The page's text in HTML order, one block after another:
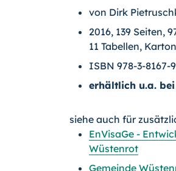
von Dirk
2016, 139 Seiten,
11 Tabellen,
ISBN 978-3-8167-
erhältlich u.a. bei
siehe auch für
EnVisaGe -
Wüstenrot
Gemeinde